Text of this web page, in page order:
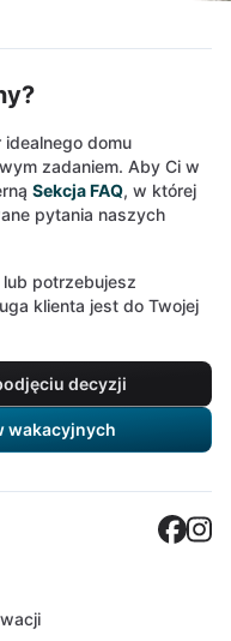
domu
zadaniem. Aby Ci w
Sekcja FAQ, w której
pytania naszych
potrzebujesz
klienta jest do Twojej
decyzji
wakacyjnych